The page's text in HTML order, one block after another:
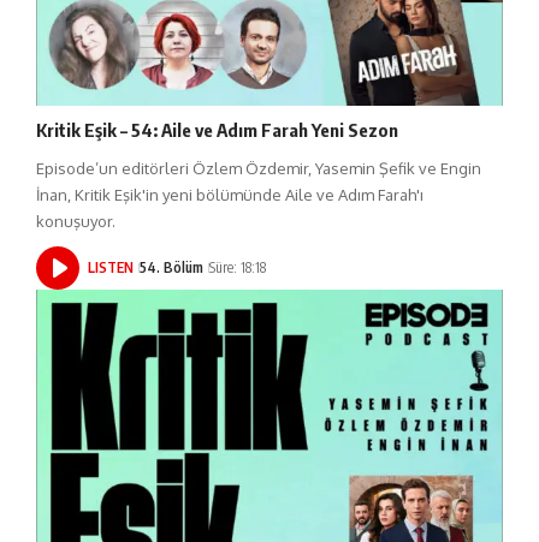
Kritik Eşik – 54: Aile ve Adım Farah Yeni Sezon
Episode’un editörleri Özlem Özdemir, Yasemin Şefik ve Engin
İnan, Kritik Eşik'in yeni bölümünde Aile ve Adım Farah'ı
konuşuyor.
LISTEN 54. Bölüm Süre: 18:18